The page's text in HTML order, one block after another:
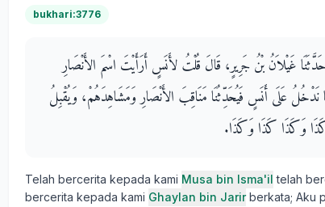
bukhari:3776
غَيْلاَنُ بْنُ جَرِيرٍ، قَالَ قُلْتُ لأَنَسٍ أَرَأَيْتَ اسْمَ الأَنْصَارِ
نَدْخُلُ عَلَى أَنَسٍ فَيُحَدِّثُنَا مَنَاقِبَ الأَنْصَارِ وَمَشَاهِدَهُمْ، وَيُقْبِلُ
وَكَذَا كَذَا وَكَذَا‏.‏
Telah bercerita kepada kami Musa bin Isma'il telah
bercerita kepada kami Ghaylan bin Jarirberkata; Aku